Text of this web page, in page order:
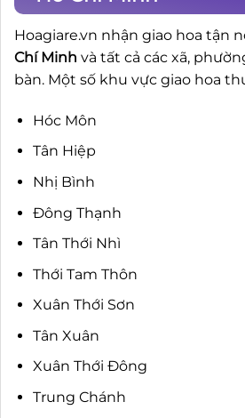
Hoagiare.vn nhận giao hoa tận
Chí Minh và tất cả các xã,
bàn. Một số khu vực giao hoa
Hóc Môn
Tân Hiệp
Nhị Bình
Đông Thạnh
Tân Thới Nhì
Thới Tam Thôn
Xuân Thới Sơn
Tân Xuân
Xuân Thới Đông
Trung Chánh